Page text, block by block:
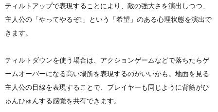
ティルトアップで表現することにより、敵の強大さを演出しつつ、
主人公の「やってやるぞ!」という「希望」のある心理状態を演出で
きます。
ティルトダウンを使う場合は、アクションゲームなどで落ちたらゲ
ームオーバーになる高い場所を表現するのがいいかも。地面を見る
主人公の目線を表現することで、プレイヤーも同じように背筋がひ
ゅんひゅんする感覚を共有できます。